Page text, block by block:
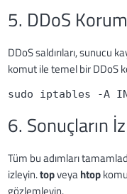
5. DDoS
DDoS saldırıları, sunucu
komut ile temel bir DDoS
sudo iptables -A
6. Sonuçların
Tüm bu adımları
izleyin.topveyahtop